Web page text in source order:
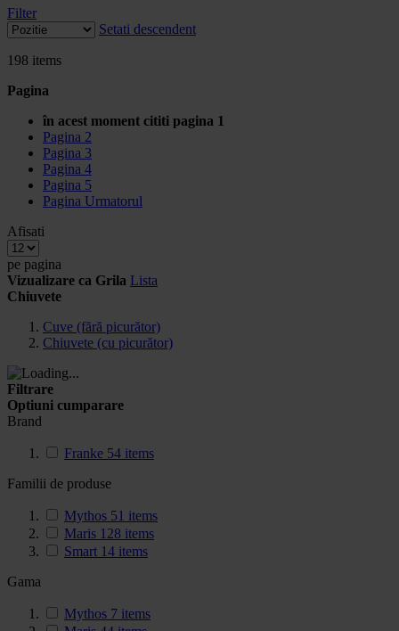
Filter
Setati descendent
198 items
Pagina
în acest moment cititi pagina 1
Pagina 2
Pagina 3
Pagina 4
Pagina 5
Pagina Urmatorul
Afisati
pe pagina
Vizualizare ca Grila Lista
Chiuvete
Cuve (fără picurător)
Chiuvete (cu picurător)
Filtrare
Optiuni cumparare
Brand
Franke 54 items
Familii de produse
Mythos 51 items
Maris 128 items
Smart 14 items
Gama
Mythos 7 items